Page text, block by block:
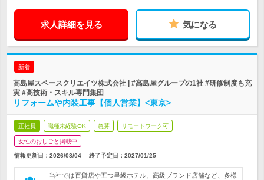
求人詳細を見る 気になる
新着
高島屋スペースクリエイツ株式会社 | #高島屋グループの1社 #研修制度も充
実 #高技術・スキル専門集団
リフォームや内装工事【個人営業】<東京>
正社員 職種未経験OK 急募 リモートワーク可
女性のおしごと掲載中
情報更新日：2026/08/04 終了予定日： 2027/01/25
当社では百貨店や五つ星級ホテル、高級ブランド店舗など、多様